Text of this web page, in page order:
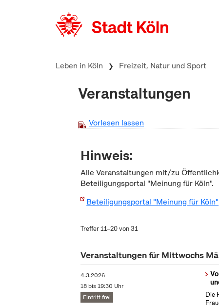
Leben in Köln Freizeit, Natur und Sport
Veranstaltungen
Vorlesen lassen
Hinweis:
Alle Veranstaltungen mit/zu
Beteiligungsportal "Meinung für Köln".
Beteiligungsportal "Meinung für Köln"
Treffer 11–20 von 31
Veranstaltungen für Mittwochs
4.3.2026
18 bis 19:30 Uhr
Eintritt frei
Die